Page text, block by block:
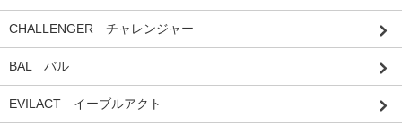
CHALLENGER チャレンジャー
BAL バル
EVILACT イーブルアクト